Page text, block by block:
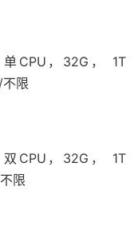
CPU，32G， 1T
限
CPU，32G， 1T
限